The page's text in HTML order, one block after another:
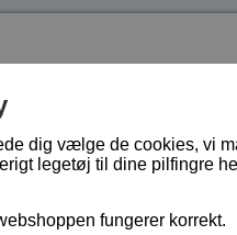
fra resten af drillespillet
dig vælge de cookies, vi
legetøj til dine pilfingre
fungerer korrekt.